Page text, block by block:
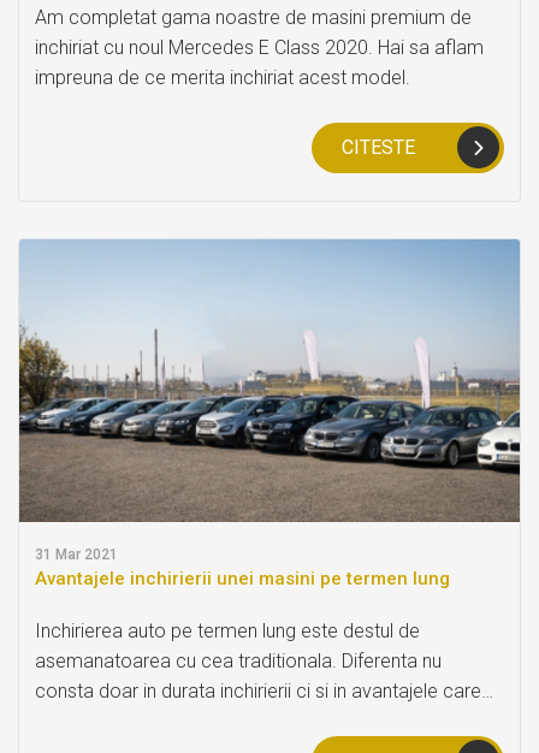
Am completat gama noastre de masini premium de
inchiriat cu noul Mercedes E Class 2020. Hai sa aflam
impreuna de ce merita inchiriat acest model.
CITESTE
31 Mar 2021
Avantajele inchirierii unei masini pe termen lung
Inchirierea auto pe termen lung este destul de
asemanatoarea cu cea traditionala. Diferenta nu
consta doar in durata inchirierii ci si in avantajele care